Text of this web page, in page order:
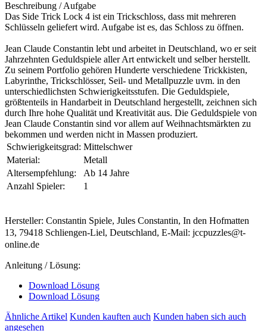
Beschreibung / Aufgabe
Das Side Trick Lock 4 ist ein Trickschloss, dass mit mehreren
Schlüsseln geliefert wird. Aufgabe ist es, das Schloss zu öffnen.
Jean Claude Constantin lebt und arbeitet in Deutschland, wo er seit
Jahrzehnten Geduldspiele aller Art entwickelt und selber herstellt.
Zu seinem Portfolio gehören Hunderte verschiedene Trickkisten,
Labyrinthe, Trickschlösser, Seil- und Metallpuzzle uvm. in den
unterschiedlichsten Schwierigkeitsstufen. Die Geduldspiele,
größtenteils in Handarbeit in Deutschland hergestellt, zeichnen sich
durch Ihre hohe Qualität und Kreativität aus. Die Geduldspiele von
Jean Claude Constantin sind vor allem auf Weihnachtsmärkten zu
bekommen und werden nicht in Massen produziert.
Schwierigkeitsgrad: Mittelschwer
Material:
Metall
Altersempfehlung:
Ab 14 Jahre
Anzahl Spieler:
1
Hersteller: Constantin Spiele, Jules Constantin, In den Hofmatten
13, 79418 Schliengen-Liel, Deutschland, E-Mail: jccpuzzles@t-
online.de
Anleitung / Lösung:
Download Lösung
Download Lösung
Ähnliche Artikel Kunden kauften auch Kunden haben sich auch
angesehen